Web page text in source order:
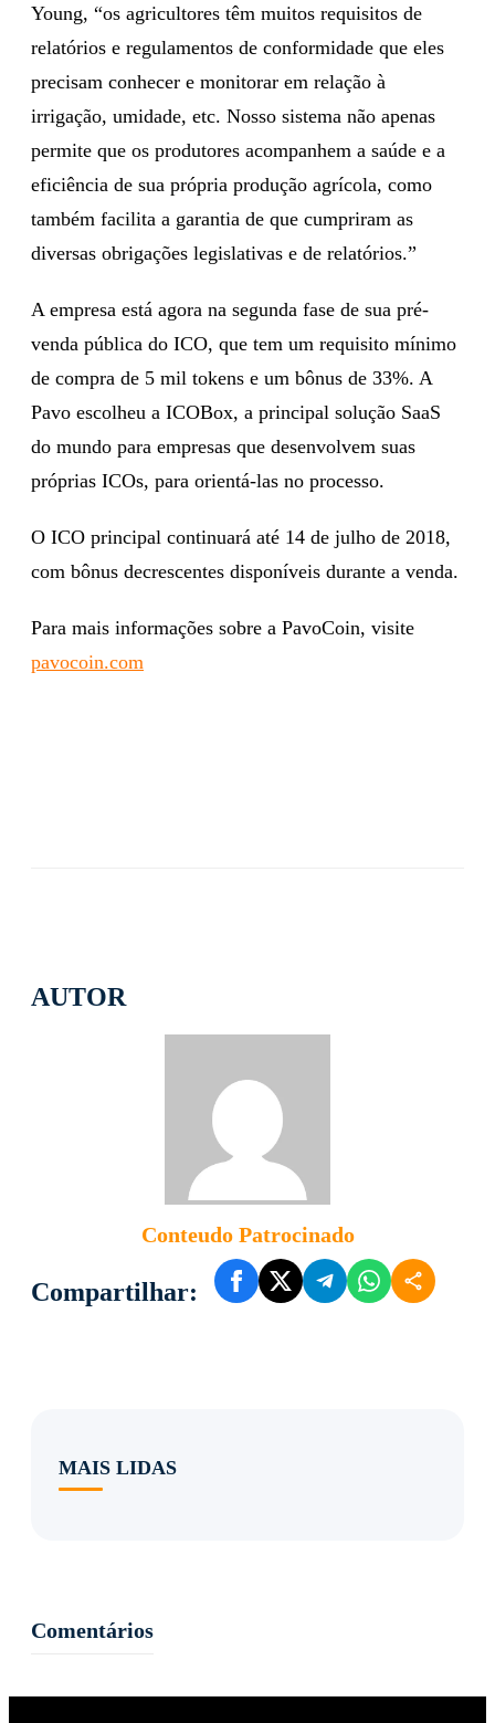
AUTOR
Conteudo Patrocinado
Compartilhar:
Young, “os agricultores têm muitos requisitos de
relatórios e regulamentos de conformidade que eles
precisam conhecer e monitorar em relação à
irrigação, umidade, etc. Nosso sistema não apenas
permite que os produtores acompanhem a saúde e a
eficiência de sua própria produção agrícola, como
também facilita a garantia de que cumpriram as
diversas obrigações legislativas e de relatórios.”
A empresa está agora na segunda fase de sua pré-
venda pública do ICO, que tem um requisito mínimo
de compra de 5 mil tokens e um bônus de 33%. A
Pavo escolheu a ICOBox, a principal solução SaaS
do mundo para empresas que desenvolvem suas
próprias ICOs, para orientá-las no processo.
O ICO principal continuará até 14 de julho de 2018,
com bônus decrescentes disponíveis durante a venda.
Para mais informações sobre a PavoCoin, visite
pavocoin.com
MAIS LIDAS
Comentários